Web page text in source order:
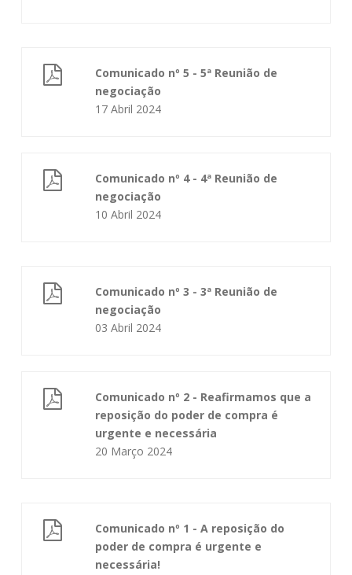
Comunicado nº 5 - 5ª Reunião de
negociação
17 Abril 2024
Comunicado nº 4 - 4ª Reunião de
negociação
10 Abril 2024
Comunicado nº 3 - 3ª Reunião de
negociação
03 Abril 2024
Comunicado nº 2 - Reafirmamos que a
reposição do poder de compra é
urgente e necessária
20 Março 2024
Comunicado nº 1 - A reposição do
poder de compra é urgente e
necessária!